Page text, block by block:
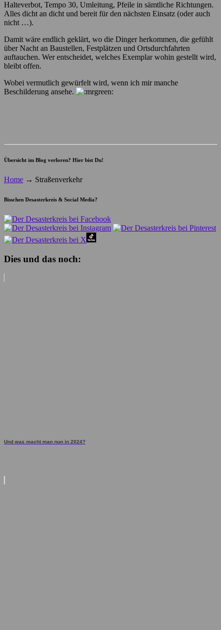
Halteverbot, Tempo 30, Umleitung, Pfeile in sämtliche Richtungen.
Alles dicht an dicht und bereit für den nächsten Einsatz (oder auch
nicht …).
Damit wäre endlich geklärt, wo die Dinger herkommen, die gefühlt
über Nacht an Baustellen, Festplätzen und Ortsdurchfahrten
auftauchen. Wer entscheidet, welches Exemplar wohin gestellt wird,
bleibt offen.
Wobei vermutlich gewürfelt wird, wenn ich mir manche
Beschilderung ansehe.
Übersicht im Blog verloren? Hier bist Du!
Home → Straßenverkehr
Bisschen Desasterkreis & Social Media?
Dies und das noch:
Und was macht man nun in 2024?